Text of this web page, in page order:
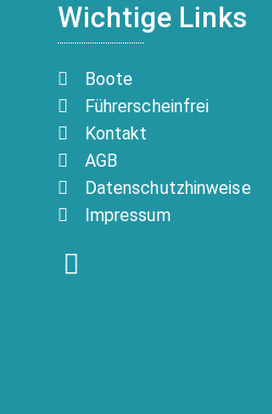
Wichtige Links
Boote
Führerscheinfrei
Kontakt
AGB
Datenschutzhinweise
Impressum